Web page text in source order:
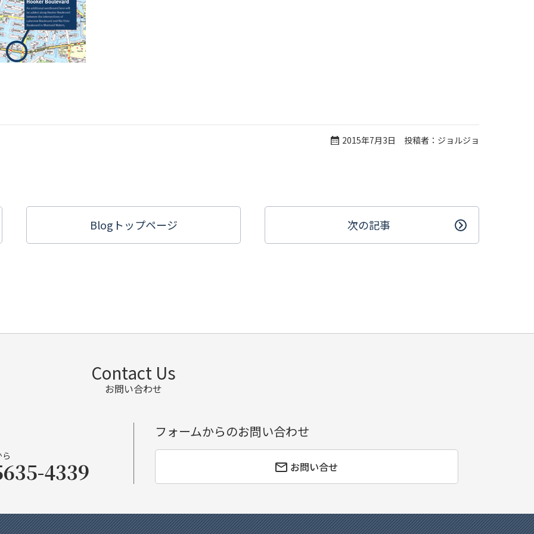
2015年7月3日 投稿者：ジョルジョ
Blogトップページ 次の記事
Contact Us
お問い合わせ
4339
フォームからのお問い合わせ
お問い合せ